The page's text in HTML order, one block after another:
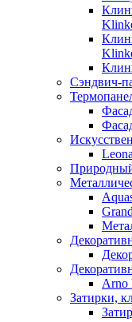
Сэндвич-
Arno
Затирки,